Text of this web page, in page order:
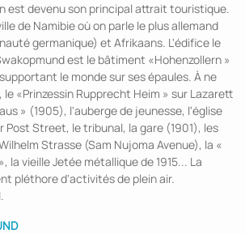
est devenu son principal attrait touristique.
de Namibie où on parle le plus allemand
germanique) et Afrikaans. L'édifice le
est le bâtiment «Hohenzollern »
le monde sur ses épaules. À ne
«Prinzessin Rupprecht Heim » sur Lazarett
» (1905), l'auberge de jeunesse, l'église
Post Street, le tribunal, la gare (1901), les
Strasse (Sam Nujoma Avenue), la «
la vieille Jetée métallique de 1915... La
pléthore d'activités de plein air.